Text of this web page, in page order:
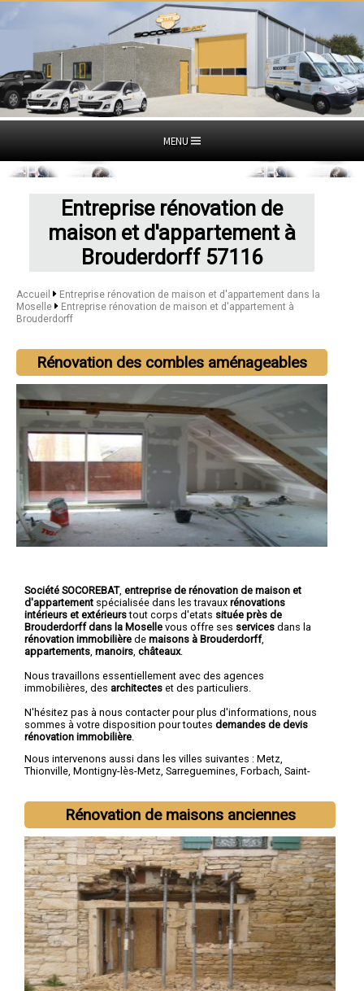
MENU
Entreprise rénovation de
maison et d'appartement à
Brouderdorff 57116
Accueil
Entreprise rénovation de maison et d'appartement dans la
Moselle
Entreprise rénovation de maison et d'appartement à
Brouderdorff
Rénovation des combles aménageables
Société SOCOREBAT, entreprise de rénovation de maison et
d'appartement spécialisée dans les travaux rénovations
intérieurs et extérieurstout corps d'etats située près de
Brouderdorff dans la Moselle vous offre ses services dans la
rénovation immobilière de maisons à Brouderdorff,
appartements manoirs châteaux.
Nous travaillons essentiellement avec des agences
immobilières, des architectes et des particuliers.
N'hésitez pas à nous contacter pour plus d'informations, nous
sommes à votre disposition pour toutes demandes de devis
rénovation immobilière
Nous intervenons aussi dans les villes suivantes : Metz,
Thionville, Montigny-lès-Metz, Sarreguemines, Forbach, Saint-
Rénovation de maisons anciennes